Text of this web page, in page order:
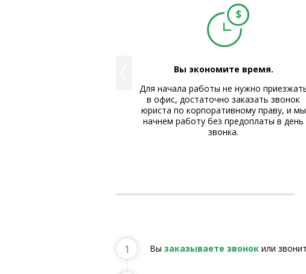
Вы экономите время.
Для начала работы не нужно
в офис, достаточно заказать звонок
юриста по корпоративному праву, и мы
начнем работу без предоплаты в день
звонка.
1 Вы заказываете звонок или